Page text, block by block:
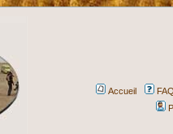
Accueil